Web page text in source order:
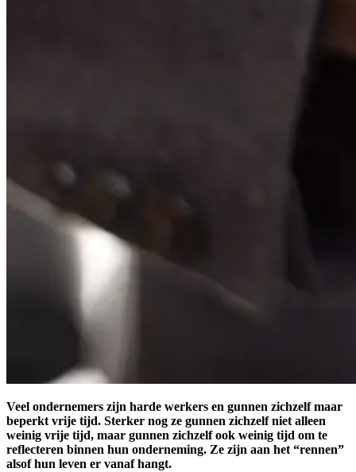
Veel ondernemers zijn harde werkers en gunnen zichzelf maar
beperkt vrije tijd. Sterker nog ze gunnen zichzelf niet alleen
weinig vrije tijd, maar gunnen zichzelf ook weinig tijd om te
reflecteren binnen hun onderneming. Ze zijn aan het “rennen”
alsof hun leven er vanaf hangt.